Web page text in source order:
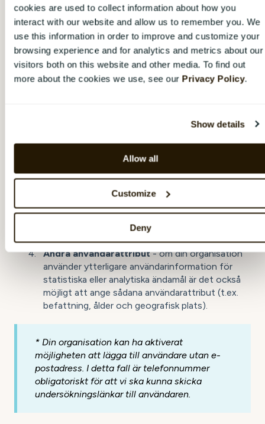
cookies are used to collect information about how you
interact with our website and allow us to remember you. We
use this information in order to improve and customize your
browsing experience and for analytics and metrics about our
visitors both on this website and other media. To find out
more about the cookies we use, see our Privacy Policy.
Show details
Allow all
Customize
Deny
toppdomän (t.ex..comistället för.se).
Vilken information behövs?
För att lägga till en ny användare behövs följande
(valfritt *) - genom att lägga
också motta undersökningslänkar via SMS
(givet att din organisation har aktiverat SMS-
funktionen). Säkerställ att du även inkluderar
formen +46 70 555 5555).
Andra användarattribut- om din organisation
använder ytterligare användarinformation för
statistiska eller analytiska ändamål är det också
möjligt att ange sådana användarattribut (t.ex.
befattning, ålder och geografisk plats).
* Din organisation kan ha aktiverat
möjligheten att lägga till användare utan e-
postadress. I detta fall är telefonnummer
obligatoriskt för att vi ska kunna skicka
undersökningslänkar till användaren.